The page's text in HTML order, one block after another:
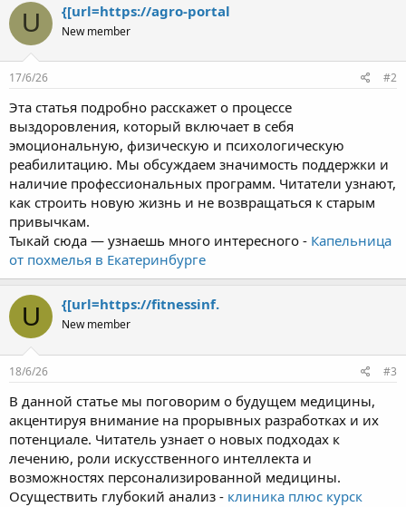
U {[url=https://agro-portal
New member
17/6/26 #2
Эта статья подробно расскажет о процессе
выздоровления, который включает в себя
эмоциональную, физическую и психологическую
реабилитацию. Мы обсуждаем значимость поддержки и
наличие профессиональных программ. Читатели узнают,
как строить новую жизнь и не возвращаться к старым
привычкам.
Тыкай сюда — узнаешь много интересного - Капельница
от похмелья в Екатеринбурге
U {[url=https://fitnessinf.
New member
18/6/26 #3
В данной статье мы поговорим о будущем медицины,
акцентируя внимание на прорывных разработках и их
потенциале. Читатель узнает о новых подходах к
лечению, роли искусственного интеллекта и
возможностях персонализированной медицины.
Осуществить глубокий анализ - клиника плюс курск